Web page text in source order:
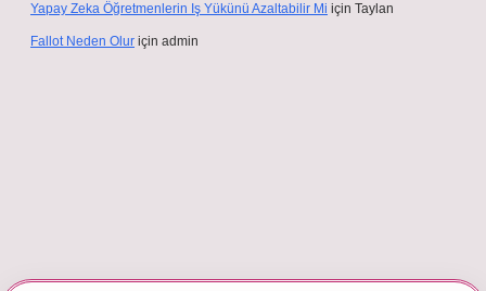
Yapay Zeka Öğretmenlerin Iş Yükünü Azaltabilir Mi için Taylan
Fallot Neden Olur için admin
giriş